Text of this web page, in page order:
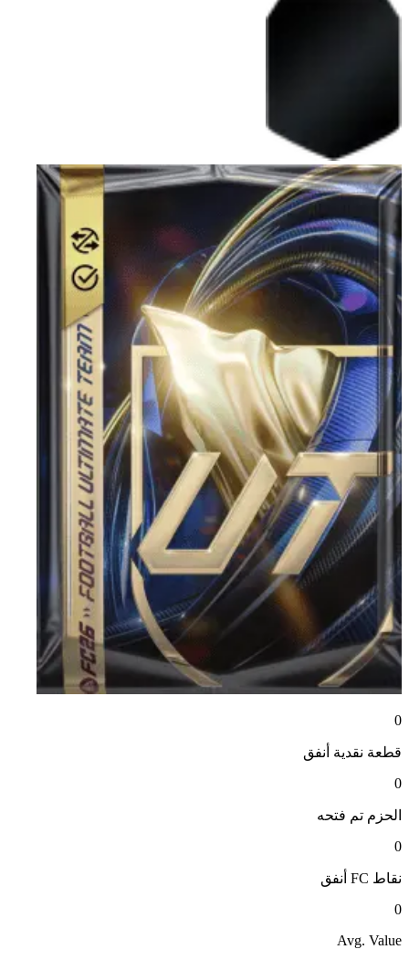
0
قطعة نقدية أنفق
0
الحزم تم فتحه
0
نقاط FC
أنفق
0
Avg. Value